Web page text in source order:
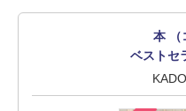
本 （
ベストセ